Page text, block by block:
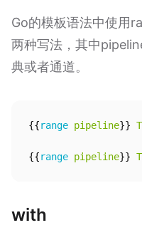
Go的模板语法中使用
两种写法，其中
典或者通道。
{{range pipeline}}
{{range pipeline}}
with